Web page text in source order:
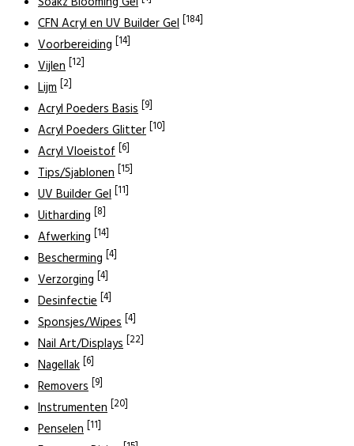
CFN Acryl en UV Builder Gel [184]
Voorbereiding [14]
Vijlen [12]
Lijm [2]
Acryl Poeders Basis [9]
Acryl Poeders Glitter [10]
Acryl Vloeistof [6]
Tips/Sjablonen [15]
UV Builder Gel [11]
Uitharding [8]
Afwerking [14]
Bescherming [4]
Verzorging [4]
Desinfectie [4]
Sponsjes/Wipes [4]
Nail Art/Displays [22]
Nagellak [6]
Removers [9]
Instrumenten [20]
Penselen [11]